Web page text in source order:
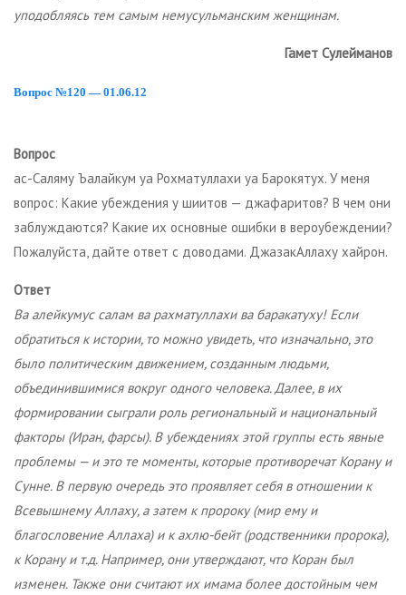
уподобляясь тем самым немусульманским женщинам.
Гамет Сулейманов
Вопрос №120 — 01.06.12
Вопрос
ас-Саляму Ъалайкум уа Рохматуллахи уа Барокятух. У меня
вопрос: Какие убеждения у шиитов — джафаритов? В чем они
заблуждаются? Какие их основные ошибки в вероубеждении?
Пожалуйста, дайте ответ с доводами. ДжазакАллаху хайрон.
Ответ
Ва алейкумус салам ва рахматуллахи ва баракатуху! Если
обратиться к истории, то можно увидеть, что изначально, это
было политическим движением, созданным людьми,
объединившимися вокруг одного человека. Далее, в их
формировании сыграли роль региональный и национальный
факторы (Иран, фарсы). В убеждениях этой группы есть явные
проблемы — и это те моменты, которые противоречат Корану и
Сунне. В первую очередь это проявляет себя в отношении к
Всевышнему Аллаху, а затем к пророку (мир ему и
благословение Аллаха) и к ахлю-бейт (родственники пророка),
к Корану и т.д. Например, они утверждают, что Коран был
изменен. Также они считают их имама более достойным чем